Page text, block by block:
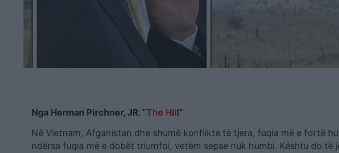
Nga Herman Pirchner, JR. “The Hill”
Në Vietnam, Afganistan dhe shumë konflikte të tjera, fuqia më e fortë
ndërsa fuqia më e dobët triumfoi, vetëm sepse nuk humbi. Kështu do të